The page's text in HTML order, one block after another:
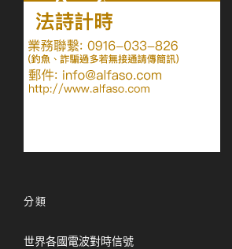
分類
世界各國電波對時信號